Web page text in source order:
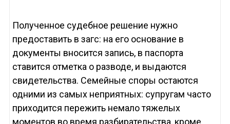
Полученное судебное решение нужно
предоставить в загс: на его основание в
документы вносится запись, в паспорта
ставится отметка о разводе, и выдаются
свидетельства. Семейные споры остаются
одними из самых неприятных: супругам часто
приходится пережить немало тяжелых
моментов во время разбирательства, кроме